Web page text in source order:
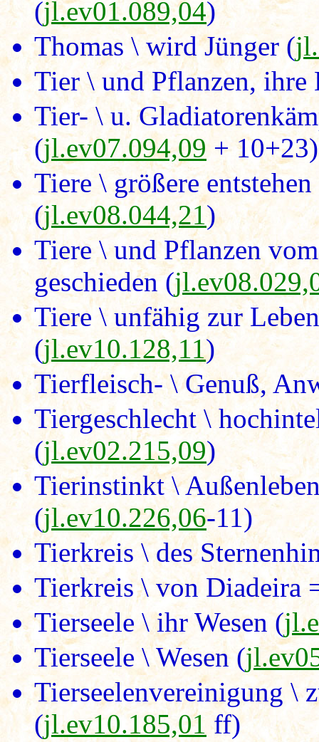
(jl.ev01.089,04)
Thomas \ wird Jünger (
Tier \ und Pflanzen, ihre
Tier- \ u.
(jl.ev07.094,09 + 10+23)
Tiere \ größere
(jl.ev08.044,21)
Tiere \ und Pflanzen
geschieden (
Tiere \ unfähig zur
(jl.ev10.128,11)
Tierfleisch- \ Genuß,
Tiergeschlecht \
(jl.ev02.215,09)
Tierinstinkt \
(jl.ev10.226,06-11)
Tierkreis \ des
Tierkreis \ von Diadeira
Tierseele \ ihr Wesen (
Tierseele \ Wesen (
Tierseelenvereinigung \
(jl.ev10.185,01 ff)